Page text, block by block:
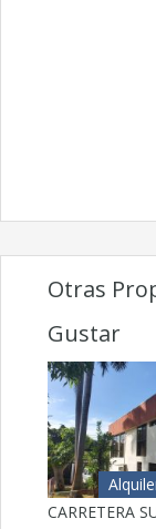
Otras
Gustar
CARRETERA